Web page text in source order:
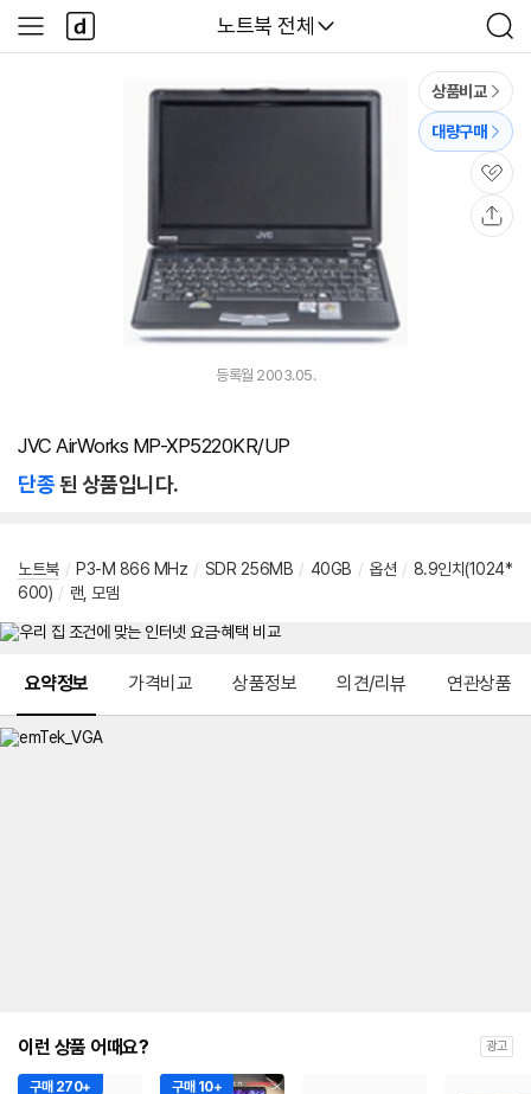
다나와
노트북 전체
검
색
사
이
다
나
와
상품비교
대량구매
관
심
등록월 2003.05.
JVC AirWorks MP-XP5220KR/UP
단종된 상품입니다.
노트북 / P3-M 866 MHz / SDR 256MB / 40GB / 옵션 / 8.9인치(1024*
600) / 랜, 모뎀
요약정보 가격비교 상품정보 의견/리뷰 연관상품
이런 상품 어때요? 광고
구매 270+ 구매 10+